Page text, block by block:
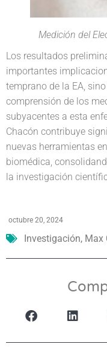
Medición del
Los resultados
importantes
temprano de la EA,
comprensión de los
subyacentes a esta
Chacón contribuye
nuevas herramientas
biomédica,
la investigación
octubre 20, 2024
Investigación, Max